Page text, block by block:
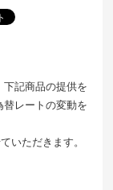
記商品の提供を
レートの変動を
いただきます。